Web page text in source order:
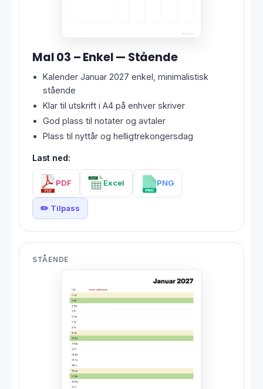
Mal 03 – Enkel — Stående
Kalender Januar 2027 enkel, minimalistisk
stående
Klar til utskrift i A4 på enhver skriver
God plass til notater og avtaler
Plass til nyttår og helligtrekongersdag
Last ned:
PDF Excel PNG
✏️ Tilpass
STÅENDE